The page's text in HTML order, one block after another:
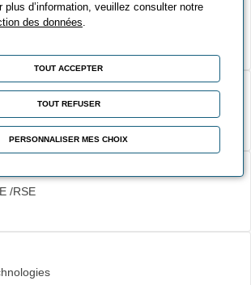
/ Ressources humaines
/RSE
d’information, veuillez consulter notre
des données.
TOUT ACCEPTER
TOUT REFUSER
PERSONNALISER MES CHOIX